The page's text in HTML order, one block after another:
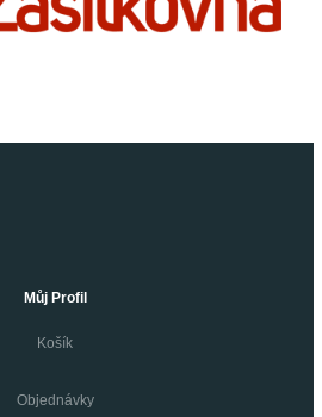
Můj Profil
Košík
Objednávky